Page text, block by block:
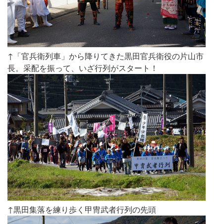
↑「官兵衛列車」から降りてきた黒田官兵衛役の片山市
長。采配を振って、いざ行列がスタート！
↑黒田集落を練り歩く甲冑武者行列の先頭